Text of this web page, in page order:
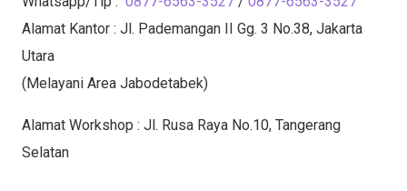
Alamat Kantor : Jl. Pademangan II Gg. 3 No.38, Jakarta
Utara
(Melayani Area Jabodetabek)
Alamat Workshop : Jl. Rusa Raya No.10, Tangerang
Selatan